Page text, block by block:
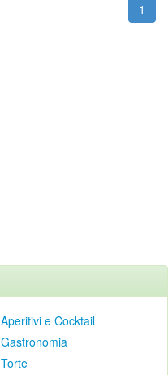
1
Aperitivi e Cocktail
Gastronomia
Torte